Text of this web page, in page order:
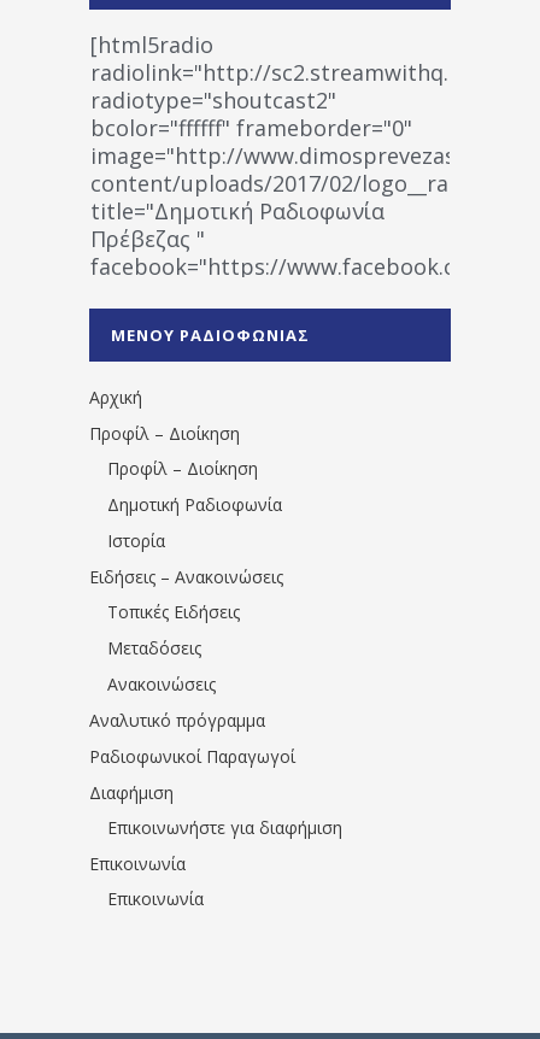
[html5radio
radiolink="http://
radiotype="shoutcast2"
bcolor="ffffff" frameborder="0"
image="http://www.dimosprevezas.gr/wp-
content/uploads/2017/02/
title="Δημοτική Ραδιοφωνία
Πρέβεζας "
facebook="https://www.facebook.com/
1531194763766854/" artist="" ]
ΜΕΝΟΥ ΡΑΔΙΟΦΩΝΙΑΣ
Αρχική
Προφίλ – Διοίκηση
Προφίλ – Διοίκηση
Δημοτική Ραδιοφωνία
Ιστορία
Ειδήσεις – Ανακοινώσεις
Τοπικές Ειδήσεις
Μεταδόσεις
Ανακοινώσεις
Αναλυτικό πρόγραμμα
Ραδιοφωνικοί Παραγωγοί
Διαφήμιση
Επικοινωνήστε για διαφήμιση
Επικοινωνία
Επικοινωνία